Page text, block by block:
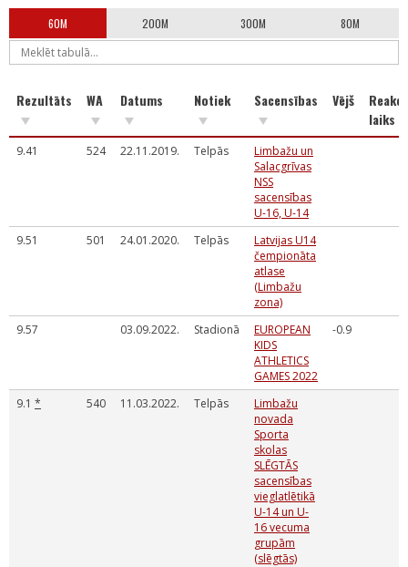
60M 200M 300M 80M
Rezultāts WA Datums Notiek Sacensības Vējš
laiks
9.41 524 22.11.2019. Telpās
Limbažu un
Salacgrīvas
NSS
sacensības
U-16, U-14
9.51
501 24.01.2020. Telpās
Latvijas U14
čempionāta
atlase
(Limbažu
zona)
9.57
03.09.2022. Stadionā
EUROPEAN
KIDS
ATHLETICS
GAMES 2022
-0.9
9.1 * 540 11.03.2022. Telpās
Limbažu
novada
Sporta
skolas
SLĒGTĀS
sacensības
vieglatlētikā
U-14 un U-
16 vecuma
grupām
(slēgtās)